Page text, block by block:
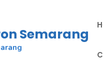
Semarang